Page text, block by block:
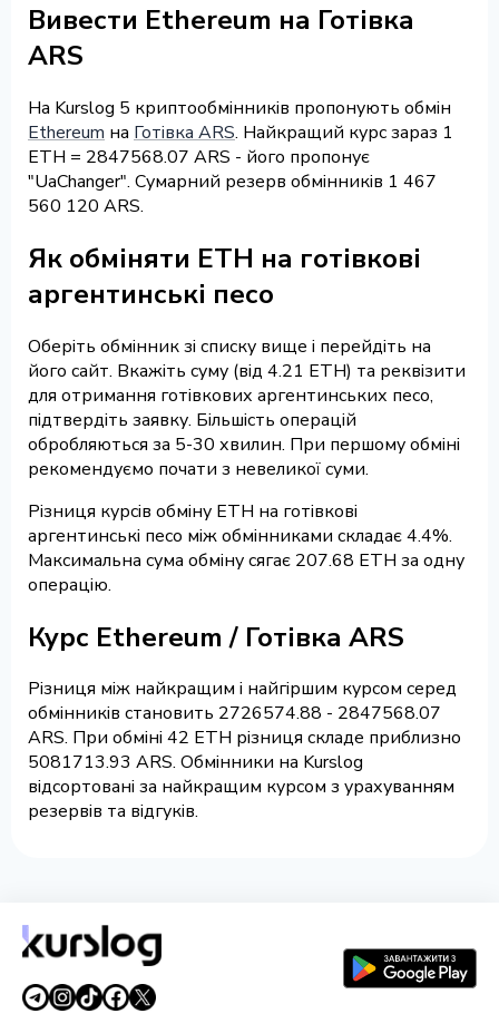
Вивести Ethereum на Готівка
ARS
На Kurslog 5 криптообмінників пропонують обмін
Ethereum на Готівка ARS. Найкращий курс зараз 1
ETH = 2847568.07 ARS - його пропонує
"UaChanger". Сумарний резерв обмінників 1 467
560 120 ARS.
Як обміняти ETH на готівкові
аргентинські песо
Оберіть обмінник зі списку вище і перейдіть на
його сайт. Вкажіть суму (від 4.21 ETH) та реквізити
для отримання готівкових аргентинських песо,
підтвердіть заявку. Більшість операцій
обробляються за 5-30 хвилин. При першому обміні
рекомендуємо почати з невеликої суми.
Різниця курсів обміну ETH на готівкові
аргентинські песо між обмінниками складає 4.4%.
Максимальна сума обміну сягає 207.68 ETH за одну
операцію.
Курс Ethereum / Готівка ARS
Різниця між найкращим і найгіршим курсом серед
обмінників становить 2726574.88 - 2847568.07
ARS. При обміні 42 ETH різниця складе приблизно
5081713.93 ARS. Обмінники на Kurslog
відсортовані за найкращим курсом з урахуванням
резервів та відгуків.